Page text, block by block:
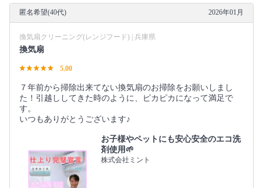
匿名希望(40代) 2026年01月
換気扇クリーニング(レンジフード) | 兵庫県
換気扇
5.00
７年前から掃除出来てない換気扇のお掃除をお願いしまし
た！引越ししてきた時のように、ピカピカになって満足で
す。
いつもありがとうございます♪
お子様やペットにも安心安全のエコ洗
剤使用🌱
株式会社ミント